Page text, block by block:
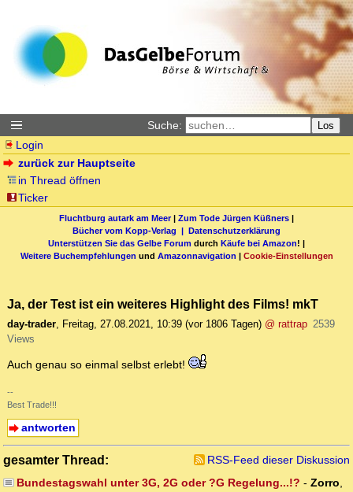
Suche: Los
Login
zurück zur Hauptseite
in Thread öffnen
Ticker
Fluchtburg autark am Meer| Zum Tode Jürgen Küßners |
Bücher vom Kopp-Verlag | Datenschutzerklärung
Unterstützen Sie das Gelbe Forum durch Käufe bei Amazon! |
Weitere Buchempfehlungen und Amazonnavigation | Cookie-Einstellungen
Ja, der Test ist ein weiteres Highlight des Films! mkT
day-trader, Freitag, 27.08.2021, 10:39 (vor 1806 Tagen) @ rattrap 2539
Views
Auch genau so einmal selbst erlebt!
--
Best Trade!!!
antworten
gesamter Thread:
RSS-Feed dieser Diskussion
Bundestagswahl unter 3G, 2G oder ?G Regelung...!? - Zorro,